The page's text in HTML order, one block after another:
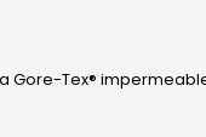
Gore-Tex®